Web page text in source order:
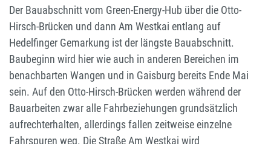
Der Bauabschnitt vom Green-Energy-Hub über die Otto-
Hirsch-Brücken und dann Am Westkai entlang auf
Hedelfinger Gemarkung ist der längste Bauabschnitt.
Baubeginn wird hier wie auch in anderen Bereichen im
benachbarten Wangen und in Gaisburg bereits Ende Mai
sein. Auf den Otto-Hirsch-Brücken werden während der
Bauarbeiten zwar alle Fahrbeziehungen grundsätzlich
aufrechterhalten, allerdings fallen zeitweise einzelne
Fahrspuren weg. Die Straße Am Westkai wird